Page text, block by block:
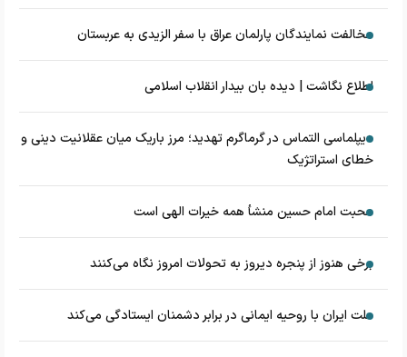
مخالفت نمایندگان پارلمان عراق با سفر الزیدی به عربستان
اطلاع نگاشت | دیده بان بیدار انقلاب اسلامی
دیپلماسی التماس در گرماگرم تهدید؛ مرز باریک میان عقلانیت دینی و
خطای استراتژیک
محبت امام حسین منشأ همه خیرات الهی است
برخی هنوز از پنجره دیروز به تحولات امروز نگاه می‌کنند
ملت ایران با روحیه ایمانی در برابر دشمنان ایستادگی می‌کند